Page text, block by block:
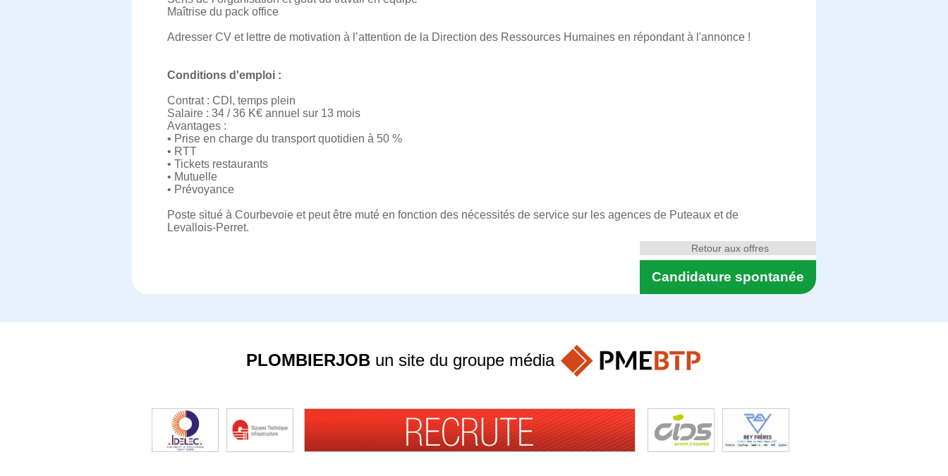
Maîtrise du pack office
Adresser CV et lettre de motivation à l’attention de la Direction des Ressources Humaines en répondant à l'annonce !
Conditions d'emploi :
Contrat : CDI, temps plein
Salaire : 34 / 36 K€ annuel sur 13 mois
Avantages :
• Prise en charge du transport quotidien à 50 %
• RTT
• Tickets restaurants
• Mutuelle
• Prévoyance
Poste situé à Courbevoie et peut être muté en fonction des nécessités de service sur les agences de Puteaux et de
Levallois-Perret.
Candidature spontanée
Retour aux offres
PLOMBIERJOBun site du groupe média